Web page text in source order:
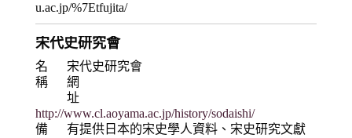
u.ac.jp/%7Etfujita/
宋代史研究會
名
稱
宋代史研究會
網
址
http://www.cl.aoyama.ac.jp/history/sodaishi/
備
有提供日本的宋史學人資料、宋史研究文獻